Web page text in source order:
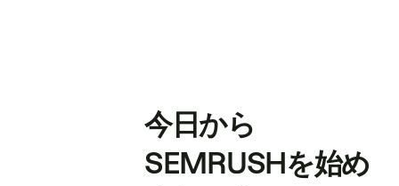
今日から
SEMRUSHを始め